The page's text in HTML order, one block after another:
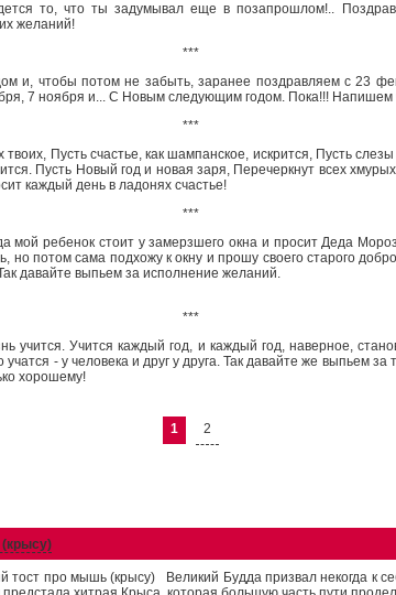
то, что ты задумывал еще в позапрошлом!..
желаний!
***
и, чтобы потом не забыть, заранее поздравляем с 23
7 ноября и... С Новым следующим годом. Пока!!! Напишем
***
твоих, Пусть счастье, как шампанское, искрится, Пусть
Пусть Новый год и новая заря, Перечеркнут всех
каждый день в ладонях счастье!
***
мой ребенок стоит у замерзшего окна и просит Деда
но потом сама подхожу к окну и прошу своего старого
давайте выпьем за исполнение желаний.
***
учится. Учится каждый год, и каждый год, наверное,
учатся - у человека и друг у друга. Так давайте же выпьем
хорошему!
1 2
тост про мышь (крысу) Великий Будда призвал некогда к